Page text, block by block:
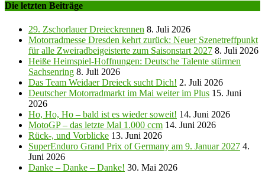
Die letzten Beiträge
29. Zschorlauer Dreieckrennen 8. Juli 2026
Motorradmesse Dresden kehrt zurück: Neuer Szenetreffpunkt
für alle Zweiradbeigeisterte zum Saisonstart 2027 8. Juli 2026
Heiße Heimspiel-Hoffnungen: Deutsche Talente stürmen
Sachsenring 8. Juli 2026
Das Team Weidaer Dreieck sucht Dich! 2. Juli 2026
Deutscher Motorradmarkt im Mai weiter im Plus 15. Juni
2026
Ho, Ho, Ho – bald ist es wieder soweit! 14. Juni 2026
MotoGP – das letzte Mal 1.000 ccm 14. Juni 2026
Rück-, und Vorblicke 13. Juni 2026
SuperEnduro Grand Prix of Germany am 9. Januar 2027 4.
Juni 2026
Danke – Danke – Danke! 30. Mai 2026